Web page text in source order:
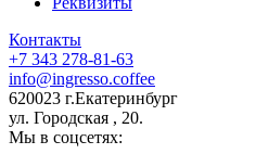
Контакты
+7 343 278-81-63
info@ingresso.coffee
620023 г.Екатеринбург
ул. Городская , 20.
Мы в соцсетях: